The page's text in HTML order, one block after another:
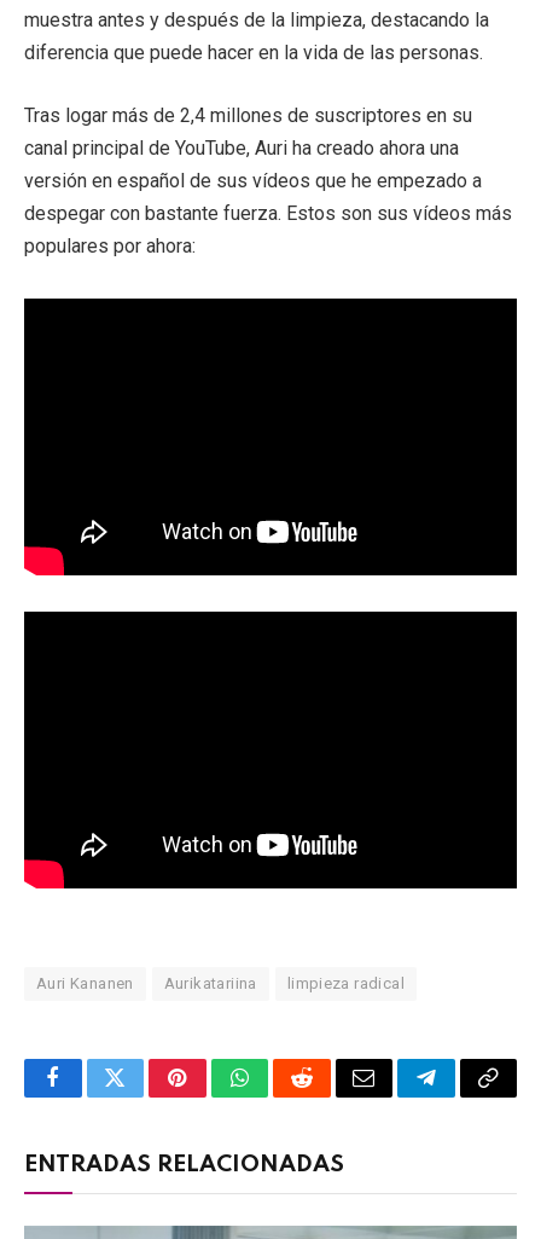
muestra antes y después de la limpieza, destacando la
diferencia que puede hacer en la vida de las personas.
Tras logar más de 2,4 millones de suscriptores en su
canal principal de YouTube, Auri ha creado ahora una
versión en español de sus vídeos que he empezado a
despegar con bastante fuerza. Estos son sus vídeos más
populares por ahora:
Auri Kananen Aurikatariina limpieza radical
FacebookTwitterPinterestWhatsAppRedditEmail TelegramCopy
ENTRADAS RELACIONADAS